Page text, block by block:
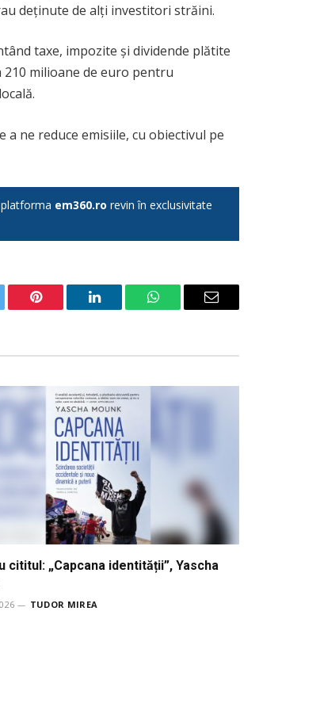
deținute de alți investitori străini.
taxe, impozite și dividende plătite
210 milioane de euro pentru
ne reduce emisiile, cu obiectivul pe
em360.ro revin în exclusivitate
Pinterest LinkedIn WhatsAppEmail
cititul: „Capcana identității”, Yascha
TUDOR MIREA